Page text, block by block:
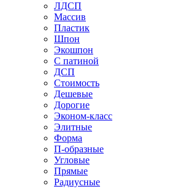
ЛДСП
Массив
Пластик
Шпон
Экошпон
С патиной
ДСП
Стоимость
Дешевые
Дорогие
Эконом-класс
Элитные
Форма
П-образные
Угловые
Прямые
Радиусные